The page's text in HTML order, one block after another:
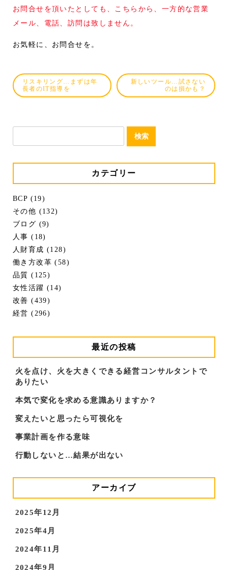
お問合せを頂いたとしても、こちらから、一方的な営業
メール、電話、訪問は致しません。
お気軽に、お問合せを。
リスキリング…まずは年
長者のIT指導を
新しいツール…試さない
のは損かも？
カテゴリー
BCP (19)
その他 (132)
ブログ (9)
人事 (18)
人財育成 (128)
働き方改革 (58)
品質 (125)
女性活躍 (14)
改善 (439)
経営 (296)
最近の投稿
火を点け、火を大きくできる経営コンサルタントで
ありたい
本気で変化を求める意識ありますか？
変えたいと思ったら可視化を
事業計画を作る意味
行動しないと…結果が出ない
アーカイブ
2025年12月
2025年4月
2024年11月
2024年9月